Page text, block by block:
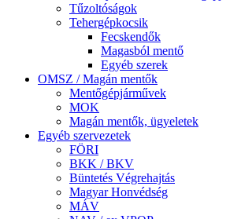
Tűzoltóságok
Tehergépkocsik
Fecskendők
Magasból mentő
Egyéb szerek
OMSZ / Magán mentők
Mentőgépjárművek
MOK
Magán mentők, ügyeletek
Egyéb szervezetek
FÖRI
BKK / BKV
Büntetés Végrehajtás
Magyar Honvédség
MÁV